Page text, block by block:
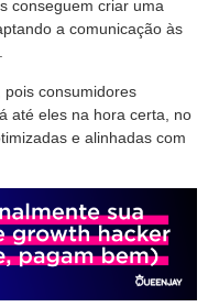
conseguem criar uma
a comunicação às
pois consumidores
até eles na hora certa, no
e alinhadas com